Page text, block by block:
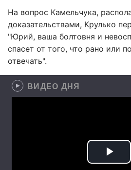
На вопрос Камельчука,
доказательствами, Крулько
"Юрий, ваша болтовня и
спасет от того, что рано или
отвечать".
ВИДЕО ДНЯ